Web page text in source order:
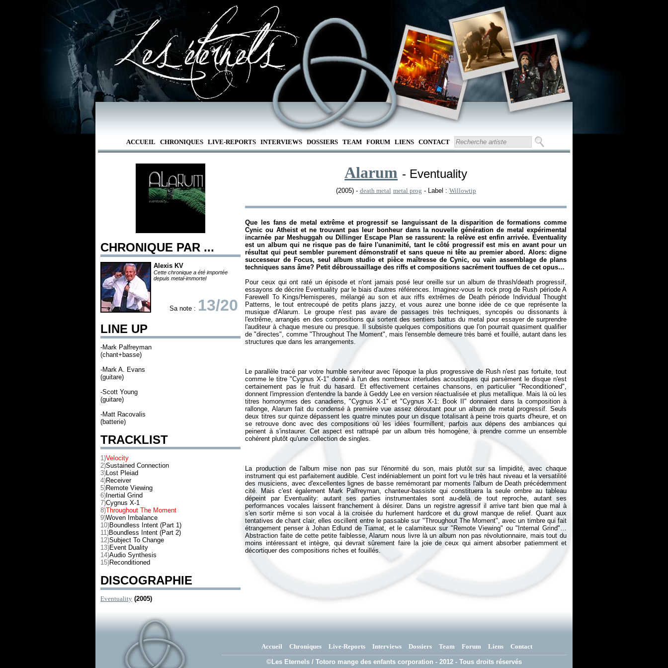
ACCUEIL CHRONIQUES LIVE-REPORTS INTERVIEWS DOSSIERS TEAM FORUM LIENS CONTACT
CHRONIQUE PAR ...
Alexis KV
Cette chronique a été importée
depuis metal-immortel
Sa note : 13/20
LINE UP
-Mark Palfreyman
(chant+basse)
-Mark A. Evans
(guitare)
-Scott Young
(guitare)
-Matt Racovalis
(batterie)
TRACKLIST
1)Velocity
2)Sustained Connection
3)Lost Pleiad
4)Receiver
5)Remote Viewing
6) Inertial Grind
7)Cygnus X-1
8)Throughout The Moment
9)Woven Imbalance
10)Boundless Intent (Part 1)
11)Boundless Intent (Part 2)
12)Subject To Change
13)Event Duality
14)Audio Synthesis
15)Reconditioned
DISCOGRAPHIE
Eventuality (2005)
Alarum - Eventuality
(2005) - death metal metal prog - Label : Willowtip
Que les fans de metal extrême et progressif se languissant de la disparition de formations comme
Cynic ou Atheist et ne trouvant pas leur bonheur dans la nouvelle génération de metal expérimental
incarnée par Meshuggah ou Dillinger Escape Plan se rassurent: la relève est enfin arrivée. Eventuality
est un album qui ne risque pas de faire l'unanimité, tant le côté progressif est mis en avant pour un
résultat qui peut sembler purement démonstratif et sans queue ni tête au premier abord. Alors: digne
successeur de Focus, seul album studio et pièce maîtresse de Cynic, ou vain assemblage de plans
techniques sans âme? Petit débroussaillage des riffs et compositions sacrément touffues de cet opus…
Pour ceux qui ont raté un épisode et n'ont jamais posé leur oreille sur un album de thrash/death progressif,
essayons de décrire Eventuality par le biais d'autres références. Imaginez-vous le rock prog de Rush période A
Farewell To Kings/Hemisperes, mélangé au son et aux riffs extrêmes de Death période
Individual Thought
Patterns, le tout entrecoupé de petits plans jazzy, et vous aurez une bonne idée de ce que représente la
musique d'Alarum. Le groupe n'est pas avare de passages très techniques, syncopés ou dissonants à
l'extrême, arrangés en des compositions qui sortent des sentiers battus du metal pour essayer de surprendre
l'auditeur à chaque mesure ou presque. Il subsiste quelques compositions que l'on pourrait quasiment qualifier
de "directes", comme "Throughout The Moment", mais l'ensemble demeure très barré et fouillé, autant dans les
Le parallèle tracé par votre humble serviteur avec l'époque la plus progressive de Rush n'est pas fortuite, tout
comme le titre "Cygnus X-1" donné à l'un des nombreux interludes acoustiques qui parsèment le disque n'est
certainement pas le fruit du hasard. Et effectivement certaines chansons, en particulier "Reconditioned",
donnent l'impression d'entendre la bande à Geddy Lee en version réactualisée et plus metallique. Mais là où les
titres homonymes des canadiens, "Cygnus X-1" et "Cygnus X-1: Book II" donnaient dans la composition à
rallonge, Alarum fait du condensé à première vue assez déroutant pour un album de metal progressif. Seuls
deux titres sur quinze dépassent les quatre minutes pour un disque totalisant à peine trois quarts d'heure, et on
se retrouve donc avec des compositions où les idées fourmillent, parfois aux dépens des ambiances qui
peinent à s'instaurer. Cet aspect est rattrapé par un album très homogène, à prendre comme un ensemble
La production de l'album mise non pas sur l'énormité du son, mais plutôt sur sa limpidité, avec chaque
instrument qui est parfaitement audible. C'est indéniablement un point fort vu le très haut niveau et la versatilité
des musiciens, avec d'excellentes lignes de basse remémorant par moments l'album de Death précédemment
cité. Mais c'est également Mark Palfreyman, chanteur-bassiste qui constituera la seule ombre au tableau
dépeint par Eventuality: autant ses parties instrumentales sont au-delà de tout reproche, autant ses
performances vocales laissent franchement à désirer. Dans un registre agressif il arrive tant bien que mal à
s'en sortir même si son vocal à la croisée du hurlement hardcore et du growl manque de relief. Quant aux
tentatives de chant clair, elles oscillent entre le passable sur "Throughout The Moment", avec un timbre qui fait
étrangement penser à Johan Edlund de Tiamat, et le calamiteux sur "Remote Viewing" ou "Internal Grind"…
Abstraction faite de cette petite faiblesse, Alarum nous livre là un album non pas révolutionnaire, mais tout du
moins intéressant et intègre, qui devrait sûrement faire la joie de ceux qui aiment absorber patiemment et
décortiquer des compositions riches et fouillés.
Accueil Chroniques Live-Reports Interviews Dossiers Team Forum Liens Contact
©Les Eternels / Totoro mange des enfants corporation - 2012 - Tous droits réservés